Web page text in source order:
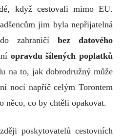
když cestovali mimo EU.
jim byla nepřijatelná
zahraničí bez datového
opravdu šílených poplatků
na to, jak dobrodružný může
nocí napříč celým Torontem
něco, co by chtěli opakovat.
poskytovatelů cestovních